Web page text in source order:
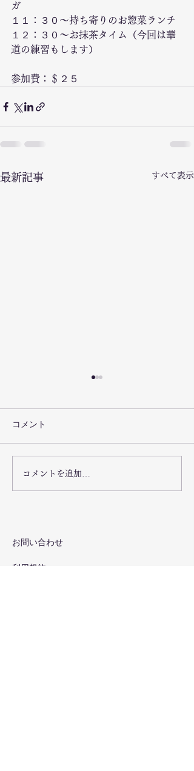
ガ
１１：３０〜持ち寄りのお惣菜ランチ
１２：３０〜お抹茶タイム（今回は華
道の練習もします）
参加費：＄２５
最新記事 すべて表示
５月のニュースレター
コメント
コメントを追加…
お問い合わせ
利用規約